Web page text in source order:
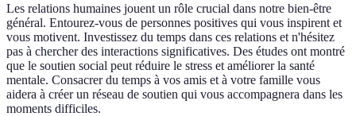
Les relations humaines jouent un rôle crucial dans notre bien-être
général. Entourez-vous de personnes positives qui vous inspirent et
vous motivent. Investissez du temps dans ces relations et n'hésitez
pas à chercher des interactions significatives. Des études ont montré
que le soutien social peut réduire le stress et améliorer la santé
mentale. Consacrer du temps à vos amis et à votre famille vous
aidera à créer un réseau de soutien qui vous accompagnera dans les
moments difficiles.